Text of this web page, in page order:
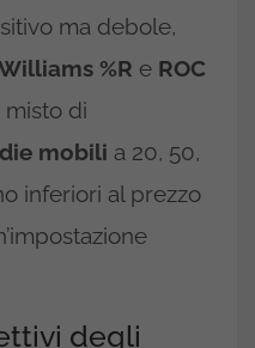
ma debole,
%R e ROC
di
mobili a 20, 50,
inferiori al prezzo
degli